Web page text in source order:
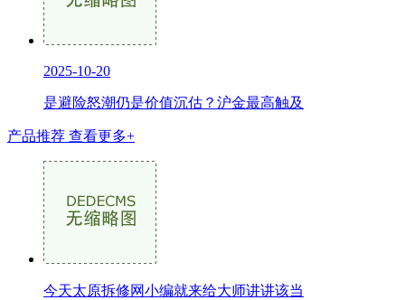
2025-10-20
是避险怒潮仍是价值沉估？沪金最高触及
产品推荐 查看更多+
今天太原拆修网小编就来给大师讲讲该当